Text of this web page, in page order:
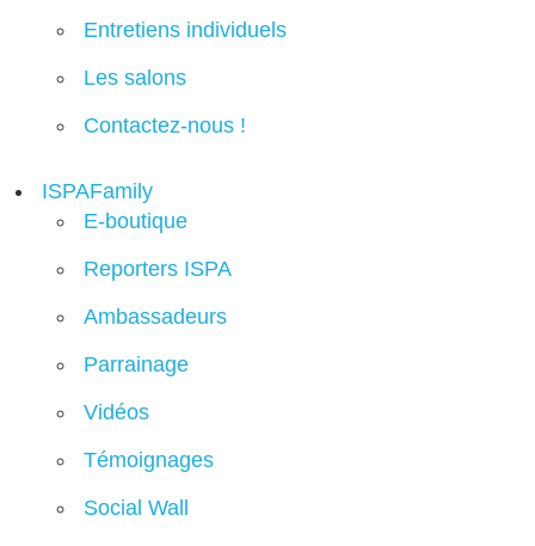
Entretiens individuels
Les salons
Contactez-nous !
ISPAFamily
E-boutique
Reporters ISPA
Ambassadeurs
Parrainage
Vidéos
Témoignages
Social Wall